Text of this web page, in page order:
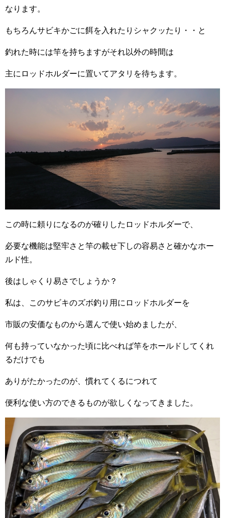
なります。
もちろんサビキかごに餌を入れたりシャクッたり・・と
釣れた時には竿を持ちますがそれ以外の時間は
主にロッドホルダーに置いてアタリを待ちます。
この時に頼りになるのが確りしたロッドホルダーで、
必要な機能は堅牢さと竿の載せ下しの容易さと確かなホー
ルド性。
後はしゃくり易さでしょうか？
私は、このサビキのズボ釣り用にロッドホルダーを
市販の安価なものから選んで使い始めましたが、
何も持っていなかった頃に比べれば竿をホールドしてくれ
るだけでも
ありがたかったのが、慣れてくるにつれて
便利な使い方のできるものが欲しくなってきました。